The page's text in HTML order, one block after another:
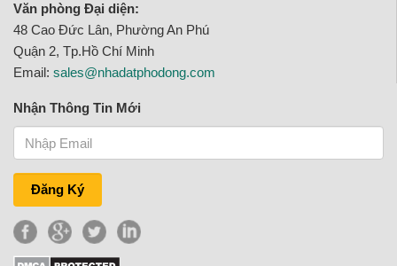
Văn phòng Đại diện:
48 Cao Đức Lân, Phường An Phú
Quận 2, Tp.Hồ Chí Minh
Email: sales@nhadatphodong.com
Nhận Thông Tin Mới
Đăng Ký